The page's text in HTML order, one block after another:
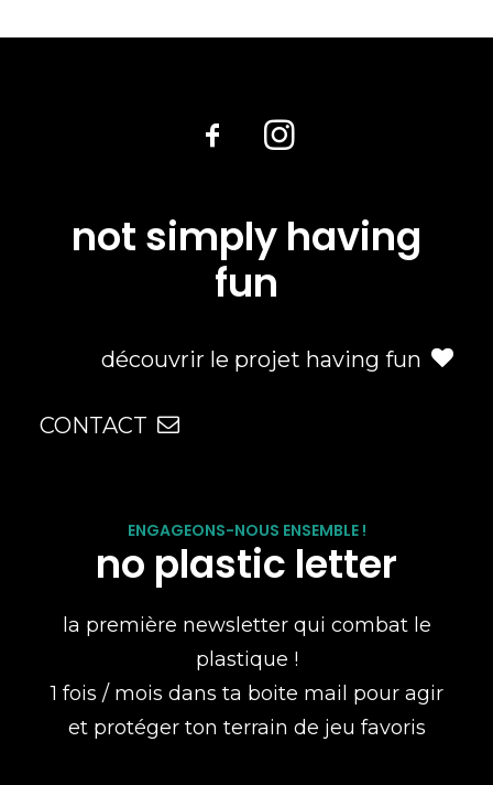
not simply having
fun
découvrir le projet having fun
CONTACT
ENGAGEONS-NOUS ENSEMBLE !
no plastic letter
la première newsletter qui combat le
plastique !
1 fois / mois dans ta boite mail pour agir
et protéger ton terrain de jeu favoris